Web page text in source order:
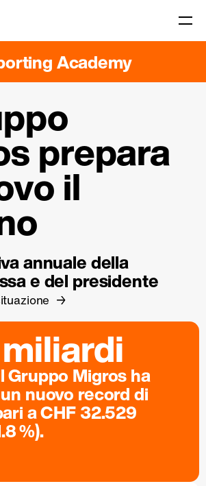
Academy
prepara
il
annuale della
e del presidente
Gruppo Migros ha
nuovo record di
a CHF 32.529
%).